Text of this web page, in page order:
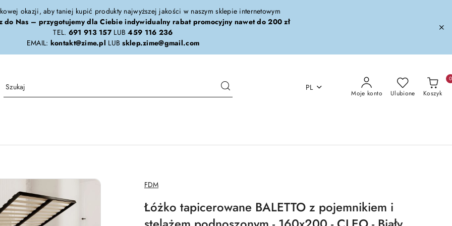
okazji, aby taniej kupić produkty najwyższej jakości w naszym sklepie internetowym
do Nas – przygotujemy dla Ciebie indywidualny rabat promocyjny nawet do 200 zł
TEL. 691 913 157LUB459 116 236
EMAIL: kontakt@zime.pl LUBsklep.zime@gmail.com
PL
Moje konto Ulubione Koszyk
0
NAZWA
PRODUCENTA:
FDM
Łóżko tapicerowane BALETTO z pojemnikiem i